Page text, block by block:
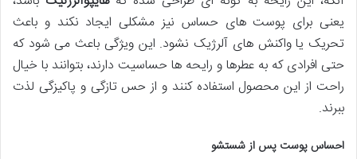
یعنی برای پوست های حساس نیز مشکلی ایجاد نکند و باعث
تحریک یا واکنش های آلرژیک نشود. این ویژگی باعث می شود که
حتی افرادی که به عطرها و رایحه ها حساسیت دارند، بتوانند با خیال
راحت از این محصول استفاده کنند و از حس تازگی و پاکیزگی لذت
ببرند.
احساس پوست پس از شستشو